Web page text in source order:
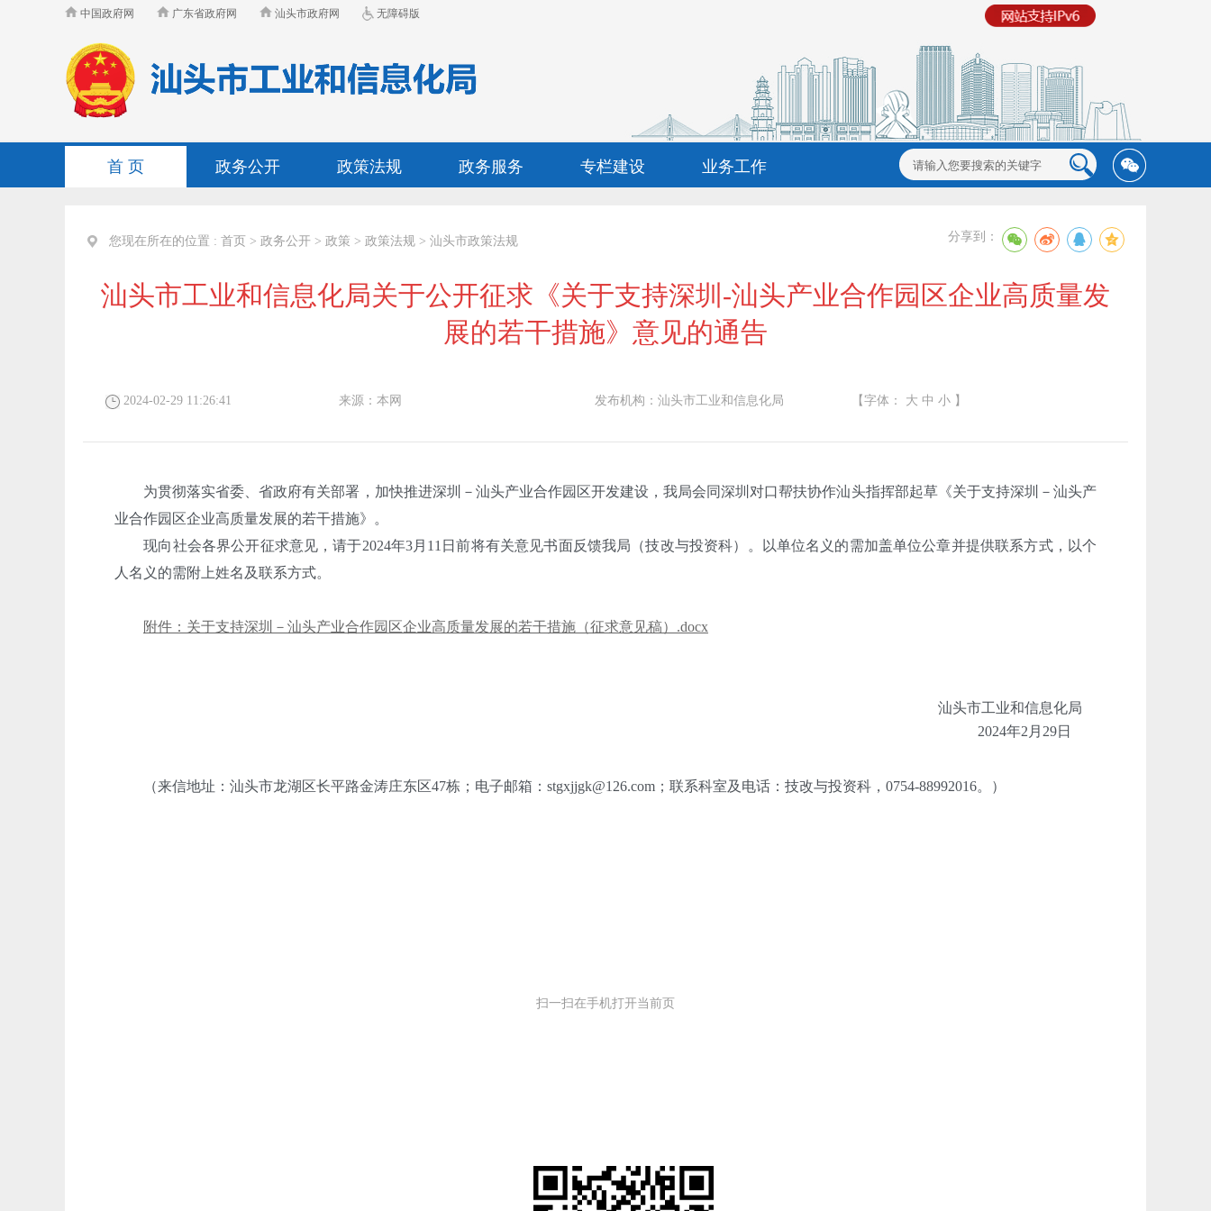
中国政府网 广东省政府网 汕头市政府网 无障碍版
首 页 政务公开 政策法规 政务服务 专栏建设 业务工作
您现在所在的位置 : 首页 > 政务公开 > 政策 > 政策法规 > 汕头市政策法规 分享到：
汕头市工业和信息化局关于公开征求《关于支持深圳-汕头产业合作园区企业高质量发
展的若干措施》意见的通告
2024-02-29 11:26:41 来源：本网 发布机构：汕头市工业和信息化局 【字体： 大 中 小 】
为贯彻落实省委、省政府有关部署，加快推进深圳－汕头产业合作园区开发建设，我局会同深圳对口帮扶协作汕头指挥部起草《关于支持深圳－汕头产
业合作园区企业高质量发展的若干措施》。
现向社会各界公开征求意见，请于2024年3月11日前将有关意见书面反馈我局（技改与投资科）。以单位名义的需加盖单位公章并提供联系方式，以个
人名义的需附上姓名及联系方式。
附件：关于支持深圳－汕头产业合作园区企业高质量发展的若干措施（征求意见稿）.docx
汕头市工业和信息化局
2024年2月29日
（来信地址：汕头市龙湖区长平路金涛庄东区47栋；电子邮箱：stgxjjgk@126.com；联系科室及电话：技改与投资科，0754-88992016。）
扫一扫在手机打开当前页